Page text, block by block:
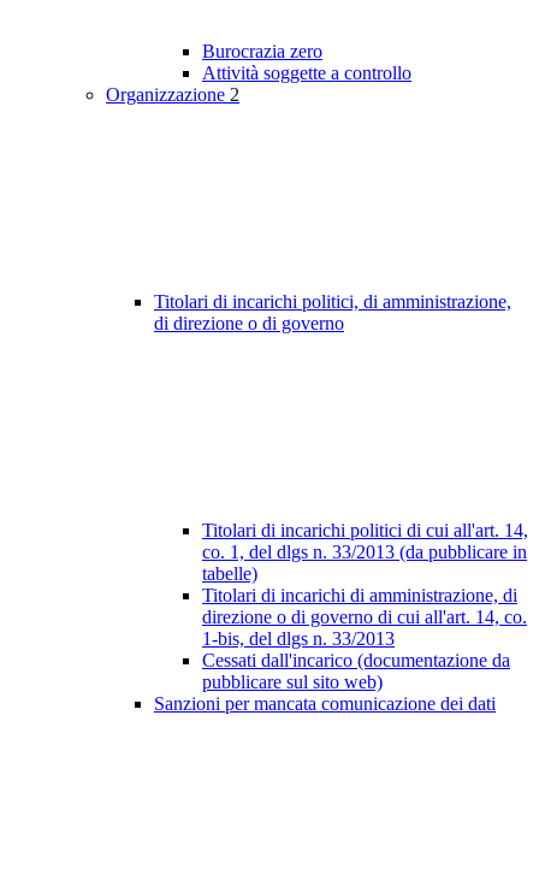
Burocrazia zero
Attività soggette a controllo
Organizzazione 2
Titolari di incarichi politici, di amministrazione,
di direzione o di governo
Titolari di incarichi politici di cui all'art. 14,
co. 1, del dlgs n. 33/2013 (da pubblicare in
tabelle)
Titolari di incarichi di amministrazione, di
direzione o di governo di cui all'art. 14, co.
1-bis, del dlgs n. 33/2013
Cessati dall'incarico (documentazione da
pubblicare sul sito web)
Sanzioni per mancata comunicazione dei dati